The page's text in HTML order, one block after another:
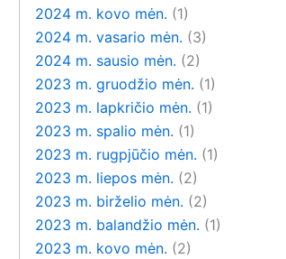
2024 m. kovo mėn. (1)
2024 m. vasario mėn. (3)
2024 m. sausio mėn. (2)
2023 m. gruodžio mėn. (1)
2023 m. lapkričio mėn. (1)
2023 m. spalio mėn. (1)
2023 m. rugpjūčio mėn. (1)
2023 m. liepos mėn. (2)
2023 m. birželio mėn. (2)
2023 m. balandžio mėn. (1)
2023 m. kovo mėn. (2)